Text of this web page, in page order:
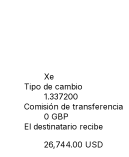
Xe
Tipo de cambio
1.337200
Comisión de transferencia
0 GBP
El destinatario recibe
26,744.00 USD